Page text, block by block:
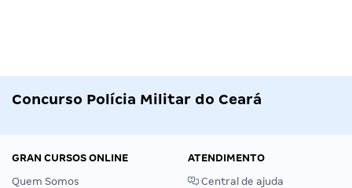
Concurso Polícia Militar do Ceará
GRAN CURSOS ONLINE
Quem Somos
ATENDIMENTO
Central de ajuda